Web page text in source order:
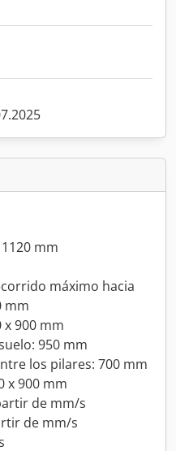
mm
máximo hacia
mm
x 900 mm
950 mm
los pilares: 700 mm
x 900 mm
de mm/s
de mm/s